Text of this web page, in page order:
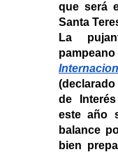
que será
Santa
La
de
este año
balance
bien